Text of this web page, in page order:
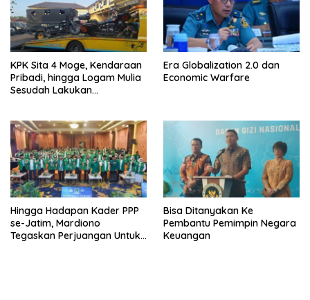
KPK Sita 4 Moge, Kendaraan
Pribadi, hingga Logam Mulia
Sesudah Lakukan
Tindak Kejahatan Bupati
Pemalang
Era Globalization 2.0 dan
Economic Warfare
Hingga Hadapan Kader PPP
se-Jatim, Mardiono
Tegaskan Perjuangan Untuk
Bisa Ditanyakan Ke
Pembantu Pemimpin Negara
Keuangan